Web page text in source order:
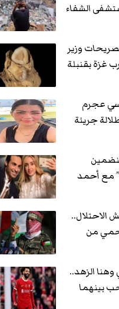
الشفاء
وزير
غزة بقنبلة
عجرم
جريئة
مع أحمد
من
الزهد..